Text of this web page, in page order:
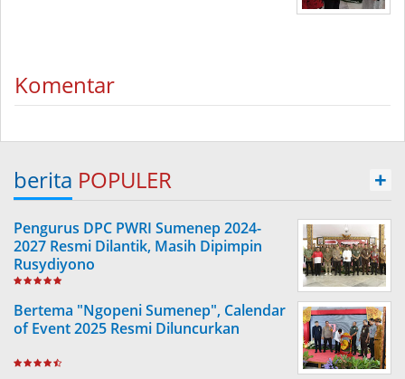
Komentar
berita POPULER +
Pengurus DPC PWRI Sumenep 2024-
2027 Resmi Dilantik, Masih Dipimpin
Rusydiyono
Bertema "Ngopeni Sumenep", Calendar
of Event 2025 Resmi Diluncurkan